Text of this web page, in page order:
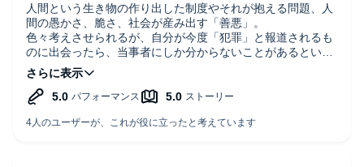
人間という生き物の作り出した制度やそれが抱える問題、人
間の愚かさ、脆さ、社会が産み出す「善悪」。
色々考えさせられるが、自分が今度「犯罪」と報道されるも
のに出会ったら、当事者にしか分からないことがあるという
前提で物事を見ようと考えさせられた事と、心の中に安堵を
もたらすエンディングにだったことに、作者への感謝に似た
感情が広がった。